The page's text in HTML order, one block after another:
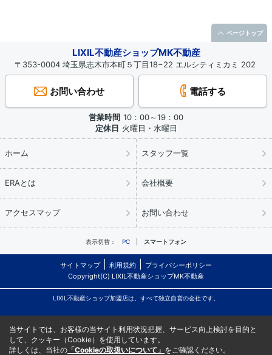
LIXIL不動産ショップMK不動産
〒353-0004 埼玉県志木市本町５丁目18−22 エルシティミカミ 202
お問い合わせ 電話する
営業時間 10：00～19：00
定休日 火曜日・水曜日
ホーム スタッフ一覧
ERAとは 会社概要
アクセスマップ お問い合わせ
表示切替： PC スマートフォン
サイトマップ 利用規約
プライバシーポリシー
Copyright(C) LIXIL不動産ショップMK不動産
LIXIL不動産ショップ加盟店は、すべて独立自営の会社です。
ページトップ
当サイトでは、お客様の当サイト利用状況把握、サービス向上検討を目的と
して、クッキー（Cookie）を使用しています。
詳しくは、当社の 「Cookieの取扱いについて」 をご確認ください。